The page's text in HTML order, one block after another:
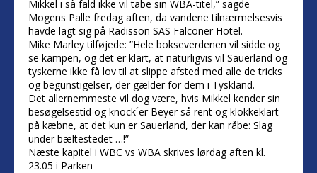
Mikkel i så fald ikke vil tabe sin WBA-titel,” sagde
Mogens Palle fredag aften, da vandene tilnærmelsesvis
havde lagt sig på Radisson SAS Falconer Hotel.
Mike Marley tilføjede: ”Hele bokseverdenen vil sidde og
se kampen, og det er klart, at naturligvis vil Sauerland og
tyskerne ikke få lov til at slippe afsted med alle de tricks
og begunstigelser, der gælder for dem i Tyskland.
Det allernemmeste vil dog være, hvis Mikkel kender sin
besøgelsestid og knock´er Beyer så rent og klokkeklart
på kæbne, at det kun er Sauerland, der kan råbe: Slag
under bæltestedet …!”
Næste kapitel i WBC vs WBA skrives lørdag aften kl.
23.05 i Parken